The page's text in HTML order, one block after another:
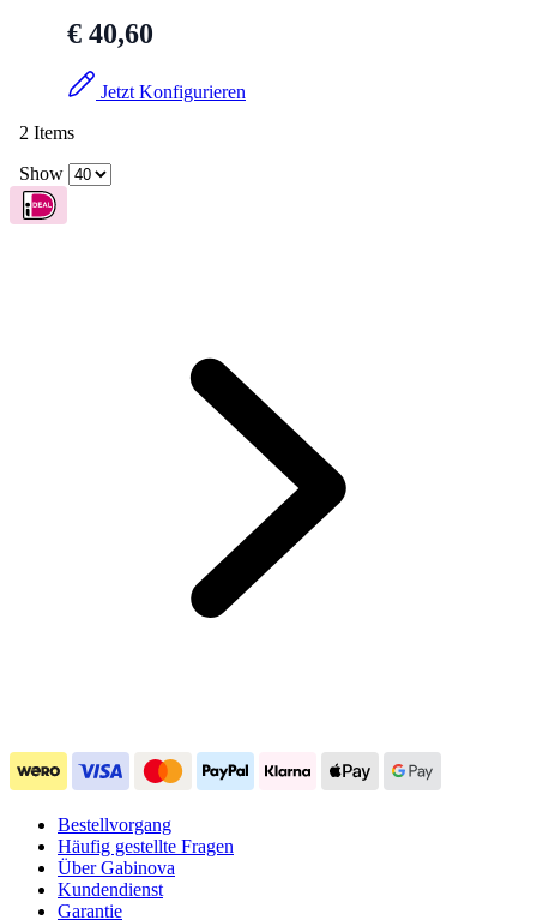
€ 40,60
Jetzt Konfigurieren
2 Items
Show
Bestellvorgang
Häufig gestellte Fragen
Über Gabinova
Kundendienst
Garantie